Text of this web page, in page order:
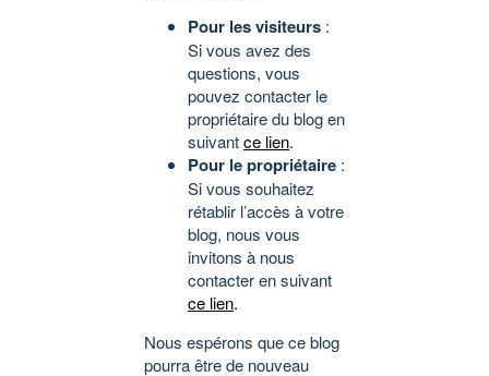
Pour les visiteurs :
Si vous avez des
questions, vous
pouvez contacter le
propriétaire du blog en
suivantce lien.
Pour le propriétaire :
Si vous souhaitez
rétablir l’accès à votre
blog, nous vous
invitons à nous
contacter en suivant
ce lien.
Nous espérons que ce blog
pourra être de nouveau